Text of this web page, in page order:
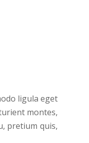
ligula eget
montes,
pretium quis,